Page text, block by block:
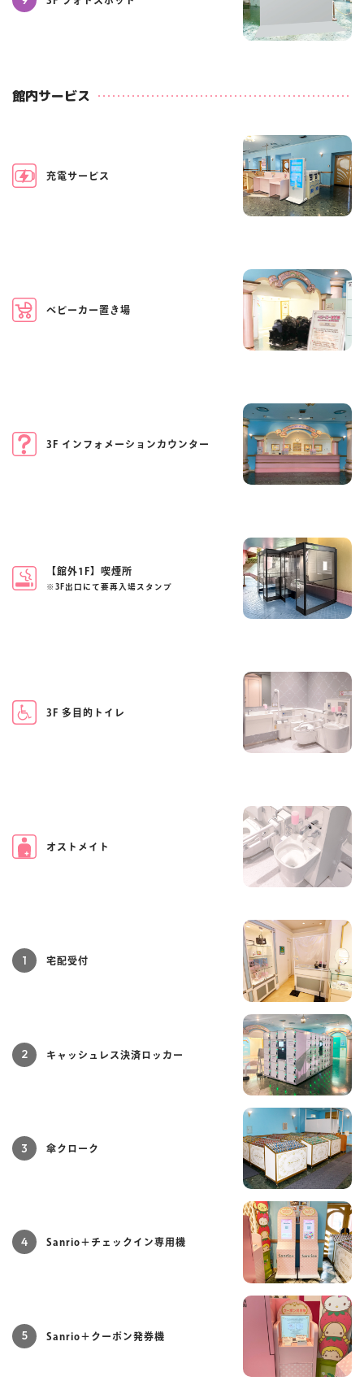
館内サービス
充電サービス
ベビーカー置き場
3F インフォメーションカウンター
【館外1F】喫煙所
※3F出口にて要再入場スタンプ
3F 多目的トイレ
オストメイト
1 宅配受付
2 キャッシュレス決済ロッカー
3 傘クローク
4 Sanrio＋チェックイン専用機
5 Sanrio＋クーポン発券機